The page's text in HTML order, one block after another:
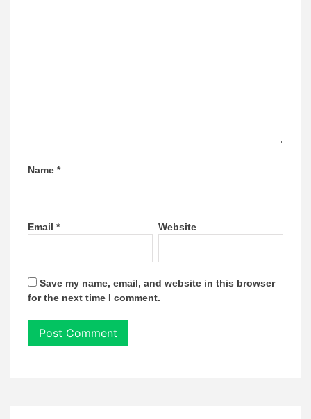
Name *
Email * Website
Save my name, email, and website in this browser
for the next time I comment.